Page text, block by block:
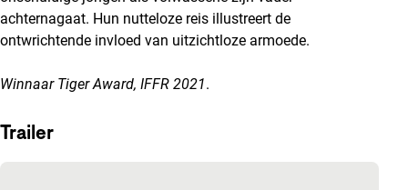
achternagaat. Hun nutteloze reis illustreert de
ontwrichtende invloed van uitzichtloze armoede.
Winnaar Tiger Award, IFFR 2021.
Trailer